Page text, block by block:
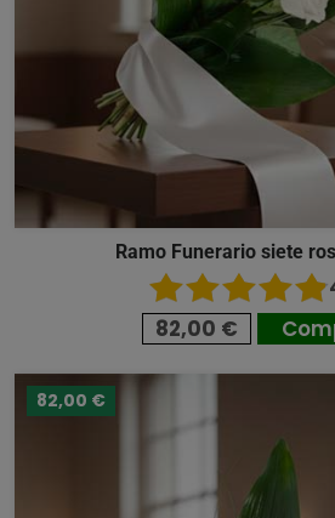
Ramo Funerario siete
82,00 €
82,00 €